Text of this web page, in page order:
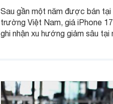
Sau gần một năm được bán tại
trường Việt Nam, giá iPhone
ghi nhận xu hướng giảm sâu tại